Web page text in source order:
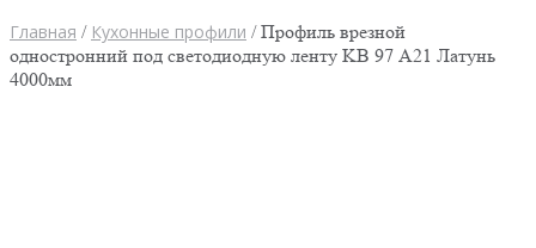
Главная / Кухонные профили / Профиль врезной
одностронний под светодиодную ленту KB 97 А21 Латунь
4000мм